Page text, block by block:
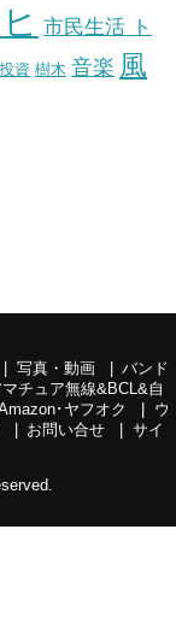
市民生活 ト
資 樹木 音楽 風
写真・動画
バンド
マチュア無線&BCL&自
･ヤフオク
ウ
お問い合せ
サイ